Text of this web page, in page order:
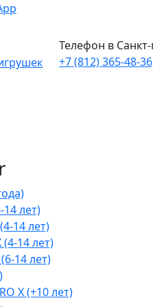
Телефон в
+7 (812) 365-48-36
14 лет)
14 лет)
(4-14 лет)
(6-14 лет)
X (+10 лет)